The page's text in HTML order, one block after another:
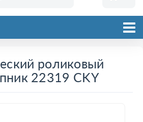
роликовый
22319 CKY